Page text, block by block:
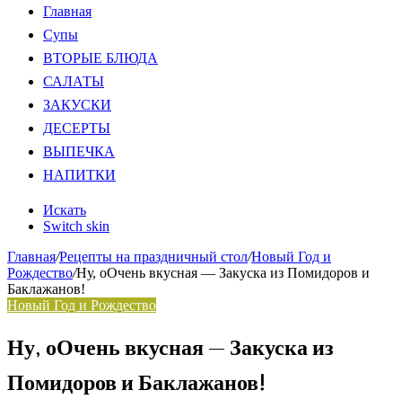
Главная
Супы
ВТОРЫЕ БЛЮДА
САЛАТЫ
ЗАКУСКИ
ДЕСЕРТЫ
ВЫПЕЧКА
НАПИТКИ
Искать
Switch skin
Главная/Рецепты на праздничный стол/Новый Год и
Рождество/Ну, оОчень вкусная — Закуска из Помидоров и
Баклажанов!
Новый Год и Рождество
Ну, оОчень вкусная — Закуска из
Помидоров и Баклажанов!